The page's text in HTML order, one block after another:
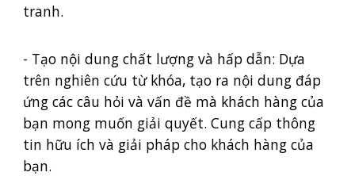
tranh.
- Tạo nội dung chất lượng và hấp dẫn: Dựa
trên nghiên cứu từ khóa, tạo ra nội dung đáp
ứng các câu hỏi và vấn đề mà khách hàng của
bạn mong muốn giải quyết. Cung cấp thông
tin hữu ích và giải pháp cho khách hàng của
bạn.